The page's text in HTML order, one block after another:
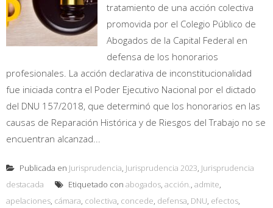
tratamiento de una acción colectiva
promovida por el Colegio Público de
Abogados de la Capital Federal en
defensa de los honorarios
profesionales. La acción declarativa de inconstitucionalidad
fue iniciada contra el Poder Ejecutivo Nacional por el dictado
del DNU 157/2018, que determinó que los honorarios en las
causas de Reparación Histórica y de Riesgos del Trabajo no se
encuentran alcanzad...
Publicada en Jurisprudencia, Jurisprudencia 2023, Jurisprudencia
destacada
Etiquetado con abogados, acción., admite,
apelaciones, cámara, colectiva, concede, defensa, DNU, efectos,